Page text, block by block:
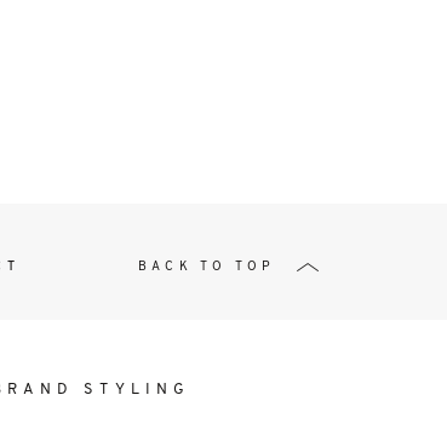
BACK TO TOP
STYLING